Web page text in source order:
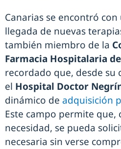
Canarias se encontró
llegada de nuevas
también miembro de la
Farmacia Hospitalaria
recordado que, desde su
el Hospital Doctor
dinámico de adquisición
Este campo permite que,
necesidad, se pueda
necesaria sin verse